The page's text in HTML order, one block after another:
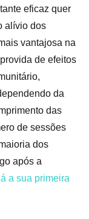
eficaz quer
alívio dos
vantajosa na
de efeitos
da
das
de sessões
dos
após a
a sua primeira